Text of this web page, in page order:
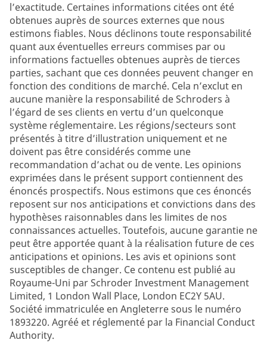
l’exactitude. Certaines informations citées ont été
obtenues auprès de sources externes que nous
estimons fiables. Nous déclinons toute responsabilité
quant aux éventuelles erreurs commises par ou
informations factuelles obtenues auprès de tierces
parties, sachant que ces données peuvent changer en
fonction des conditions de marché. Cela n’exclut en
aucune manière la responsabilité de Schroders à
l’égard de ses clients en vertu d’un quelconque
système réglementaire. Les régions/secteurs sont
présentés à titre d’illustration uniquement et ne
doivent pas être considérés comme une
recommandation d’achat ou de vente. Les opinions
exprimées dans le présent support contiennent des
énoncés prospectifs. Nous estimons que ces énoncés
reposent sur nos anticipations et convictions dans des
hypothèses raisonnables dans les limites de nos
connaissances actuelles. Toutefois, aucune garantie ne
peut être apportée quant à la réalisation future de ces
anticipations et opinions. Les avis et opinions sont
susceptibles de changer. Ce contenu est publié au
Royaume-Uni par Schroder Investment Management
Limited, 1 London Wall Place, London EC2Y 5AU.
Société immatriculée en Angleterre sous le numéro
1893220. Agréé et réglementé par la Financial Conduct
Authority.